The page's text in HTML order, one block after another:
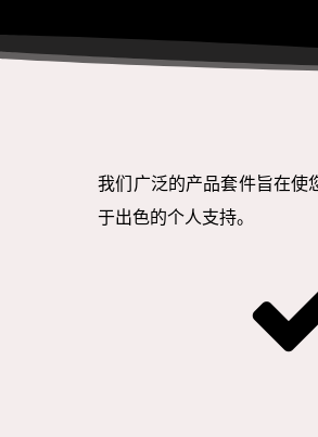
我们广泛的产品套件旨在使
于出色的个人支持。